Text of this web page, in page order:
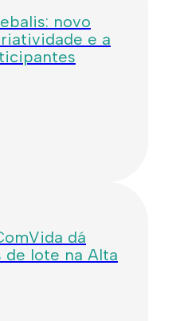
novo
e a
dá
de lote na Alta